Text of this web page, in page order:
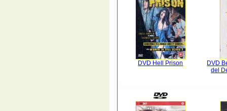
DVD Hell Prison
DVD
del